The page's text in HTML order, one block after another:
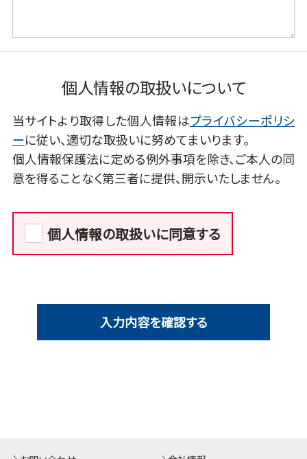
個人情報の取扱いについて
当サイトより取得した個人情報はプライバシーポリシ
ーに従い、適切な取扱いに努めてまいります。
個人情報保護法に定める例外事項を除き、ご本人の同
意を得ることなく第三者に提供、開示いたしません。
個人情報の取扱いに同意する
入力内容を確認する